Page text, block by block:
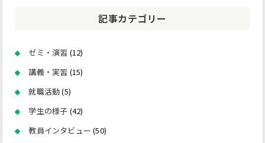
記事カテゴリー
ゼミ・演習 (12)
講義・実習 (15)
就職活動(5)
学生の様子 (42)
教員インタビュー (50)